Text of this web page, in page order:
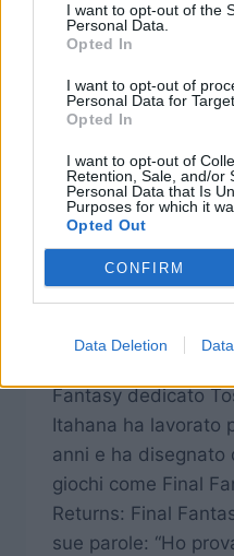
I want to opt-out of the
Personal Data.
Opted In
I want to opt-out of
Personal Data for
Opted In
I want to opt-out of
Retention, Sale, and/or
Personal Data that Is
Purposes for which it
Opted Out
CONFIRM
Data Deletion
NEWSFFBE |NEWS
Mobius
video
creazione
DiAnimal 30 Settembre
Square-enix ha
Fantasy dedicato
Itahana ha lavorato
anni e ha disegnato
giochi come Final
Returns: Final
sue parole: “Ho